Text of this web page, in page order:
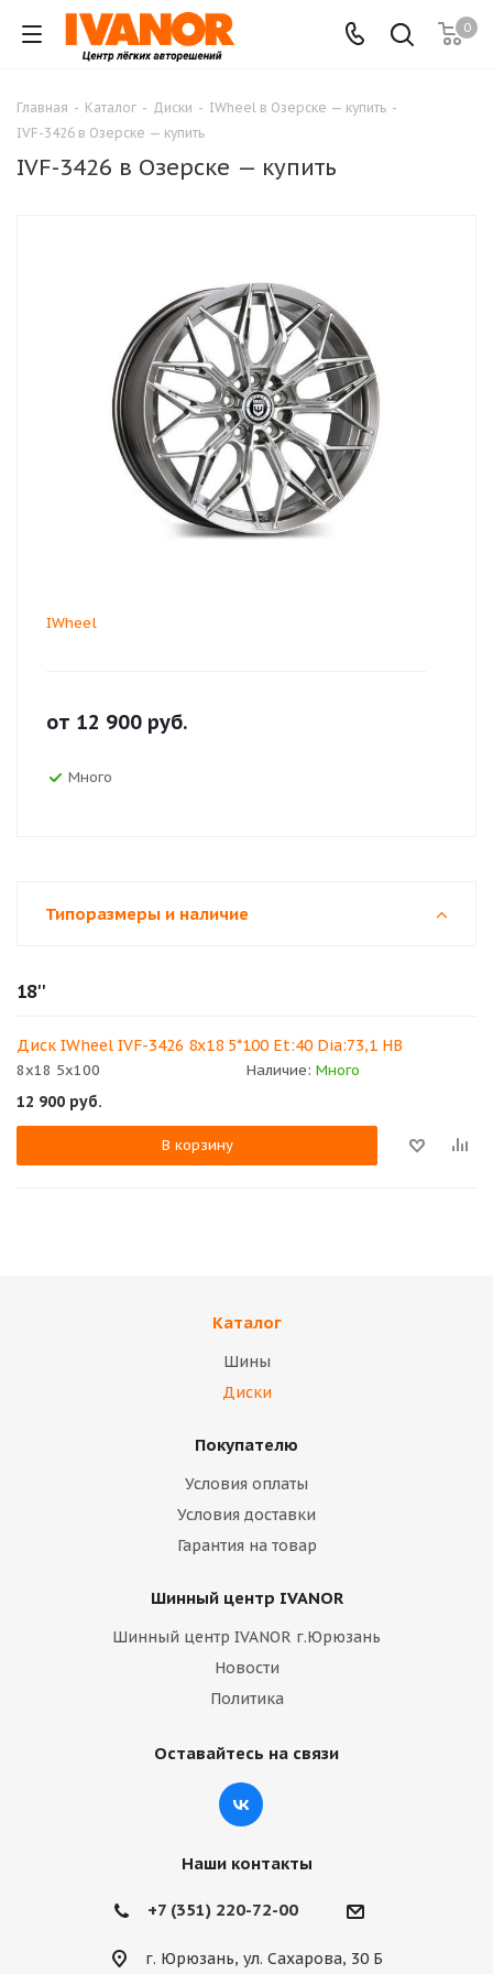
0
Главная - Каталог - Диски - IWheel в Озерске — купить -
IVF-3426 в Озерске — купить
IVF-3426 в Озерске — купить
IWheel
от 12 900 руб.
Много
Типоразмеры и наличие
18''
Диск IWheel IVF-3426 8x18 5*100 Et:40 Dia:73,1 HB
8x18 5x100 Наличие: Много
12 900 руб.
В корзину
Каталог
Шины
Диски
Покупателю
Условия оплаты
Условия доставки
Гарантия на товар
Шинный центр IVANOR
Шинный центр IVANOR г.Юрюзань
Новости
Политика
Оставайтесь на связи
Наши контакты
+7 (351) 220-72-00
г. Юрюзань, ул. Сахарова, 30 Б